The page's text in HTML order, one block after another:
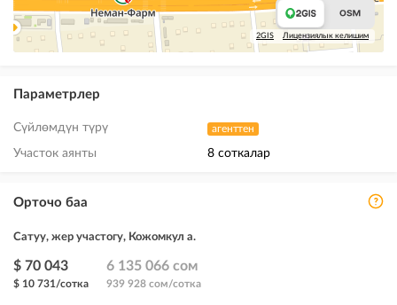
2GIS Лицензиялык келишим
Параметрлер
Сүйлөмдүн түрү агенттен
Участок аянты 8 соткалар
Орточо баа
Сатуу, жер участогу, Кожомкул а.
$ 70 043
$ 10 731/сотка
6 135 066 сом
939 928 сом/сотка